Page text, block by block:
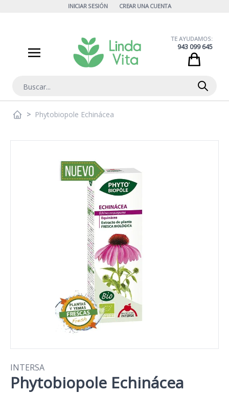
INICIAR SESIÓN CREAR UNA CUENTA
Buscar
TE AYUDAMOS:
943 099 645
> Phytobiopole Echinácea
INTERSA
Phytobiopole Echinácea